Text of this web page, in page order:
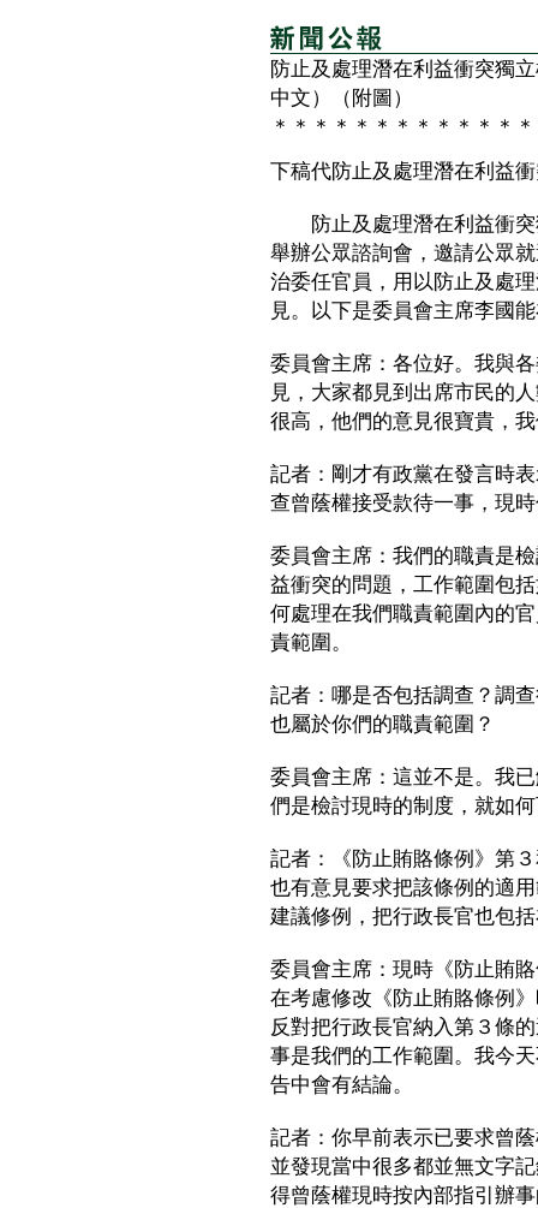
防止及處理潛在利益衝突獨
中文）（附圖）
＊＊＊＊＊＊＊＊＊＊＊＊
下稿代防止及處理潛在利益
防止及處理潛在利益衝突
舉辦公眾諮詢會，邀請公眾
治委任官員，用以防止及處
見。以下是委員會主席李國
委員會主席：各位好。我與
見，大家都見到出席市民的
很高，他們的意見很寶貴，
記者：剛才有政黨在發言時
查曾蔭權接受款待一事，現
委員會主席：我們的職責是
益衝突的問題，工作範圍包
何處理在我們職責範圍內的
責範圍。
記者：哪是否包括調查？調
也屬於你們的職責範圍？
委員會主席：這並不是。我
們是檢討現時的制度，就如
記者：《防止賄賂條例》第
也有意見要求把該條例的適
建議修例，把行政長官也包
委員會主席：現時《防止賄
在考慮修改《防止賄賂條例
反對把行政長官納入第３條
事是我們的工作範圍。我今
告中會有結論。
記者：你早前表示已要求曾
並發現當中很多都並無文字
得曾蔭權現時按內部指引辦